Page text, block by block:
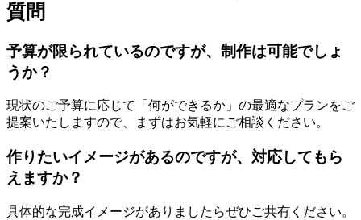
質問
予算が限られているのですが、制作は可能でしょ
うか？
現状のご予算に応じて「何ができるか」の最適なプランをご
提案いたしますので、まずはお気軽にご相談ください。
作りたいイメージがあるのですが、対応してもら
えますか？
具体的な完成イメージがありましたらぜひご共有ください。